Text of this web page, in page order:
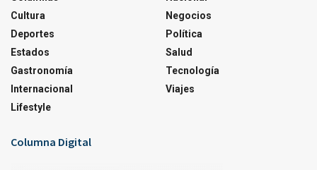
Cultura
Deportes
Estados
Gastronomía
Internacional
Lifestyle
Negocios
Política
Salud
Tecnología
Viajes
Columna Digital